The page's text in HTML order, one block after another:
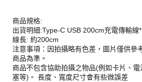
商品規格:
出貨明細:Type-C USB 200cm充電傳輸線
線長: 約200cm
注意事項：因拍攝略有色差，圖片僅供參
商品為準。
商品不包含協助拍攝之物品(例如卡片、
塞等)。 長度、寬度尺寸會有些微誤差